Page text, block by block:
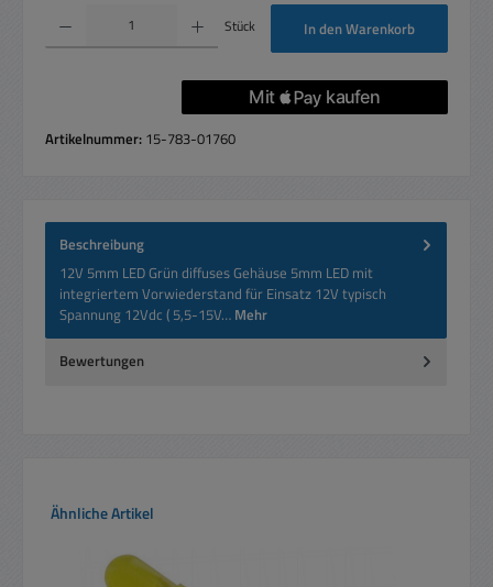
Produkt Anzahl: Gib den gewünschten Wert ein oder benutze die Schaltflächen um
Stück In den Warenkorb
Artikelnummer: 15-783-01760
Beschreibung
12V 5mm LED Grün diffuses Gehäuse 5mm LED mit
integriertem Vorwiederstand für Einsatz 12V typisch
Spannung 12Vdc ( 5,5-15V… Mehr
Bewertungen
Produktgalerie überspringen
Ähnliche Artikel